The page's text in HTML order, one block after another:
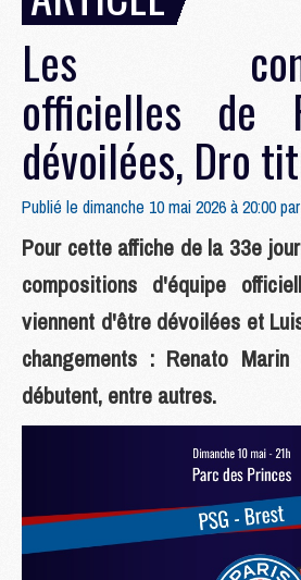
Les
officielles de
dévoilées, Dro
Publié le dimanche 10 mai 2026 à 20:00 par
Pour cette affiche de la 33e
compositions d'équipe
viennent d'être dévoilées et
changements : Renato
débutent, entre autres.